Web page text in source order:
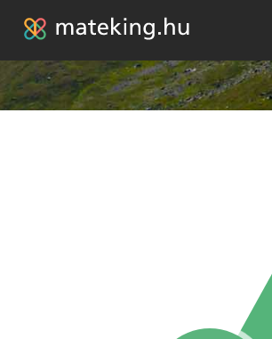
Jump to navigation
vagy attól,
álljon és ne